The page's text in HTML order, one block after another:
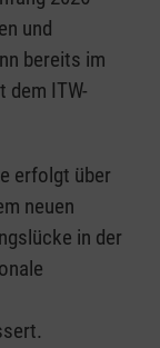
und
bereits im
dem ITW-
erfolgt über
neuen
in der